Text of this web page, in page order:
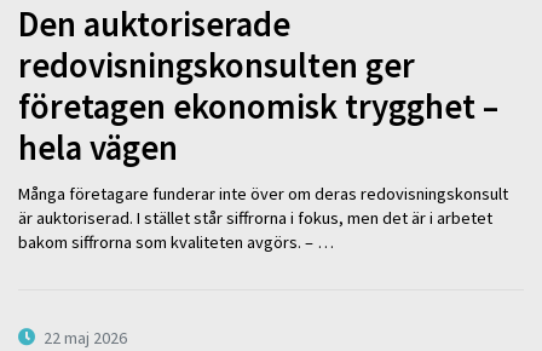
Den auktoriserade
redovisningskonsulten ger
företagen ekonomisk trygghet –
hela vägen
Många företagare funderar inte över om deras redovisningskonsult
är auktoriserad. I stället står siffrorna i fokus, men det är i arbetet
bakom siffrorna som kvaliteten avgörs. – …
22 maj 2026